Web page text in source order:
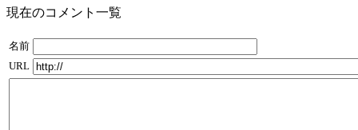
現在のコメント一覧
名前
URL